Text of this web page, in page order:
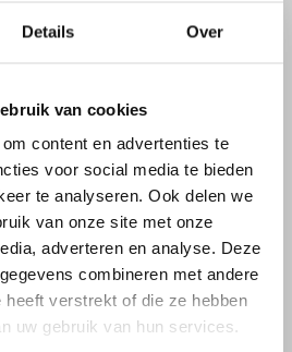
Details Over
van cookies
content en advertenties te
voor social media te bieden
te analyseren. Ook delen we
van onze site met onze
adverteren en analyse. Deze
combineren met andere
heeft verstrekt of die ze hebben
uw gebruik van hun services.
je met
& kunnen
code 95
Nederlands omwille van de